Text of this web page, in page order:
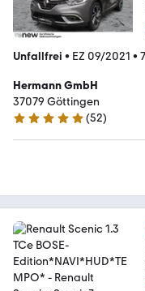
Unfallfrei • EZ 09/2021 •
Hermann GmbH
37079 Göttingen
4.8 Sterne
(52)